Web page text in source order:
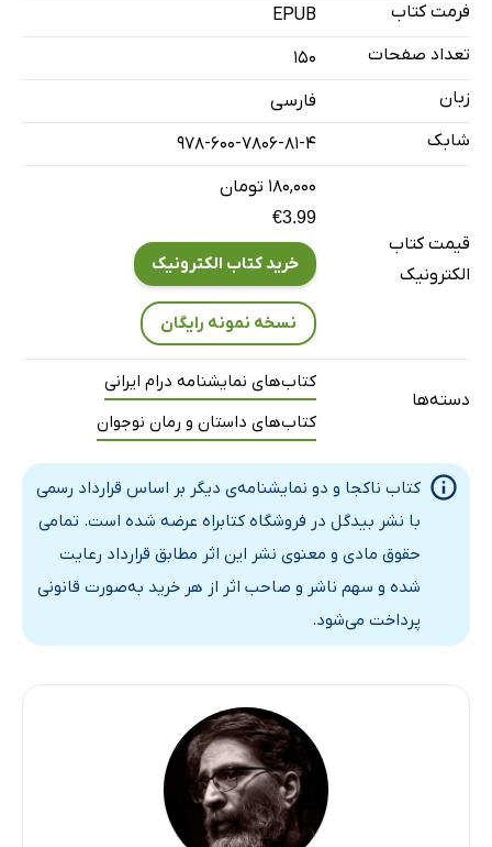
فرمت کتاب
EPUB
تعداد صفحات
150
زبان
فارسی
شابک
978-600-7806-81-4
قیمت کتاب
الکترونیک
۱۸۰,۰۰۰ تومان
€3.99
خرید کتاب الکترونیک
نسخه نمونه رایگان
دسته‌ها
کتاب‌های نمایشنامه درام ایرانی
کتاب‌های داستان و رمان نوجوان
کتاب ناکجا و دو نمایشنامه‌ی دیگر بر اساس قرارداد رسمی
با نشر بیدگل در فروشگاه کتابراه عرضه شده است. تمامی
حقوق مادی و معنوی نشر این اثر مطابق قرارداد رعایت
شده و سهم ناشر و صاحب اثر از هر خرید به‌صورت قانونی
پرداخت می‌شود.